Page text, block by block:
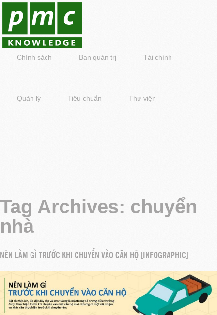
Chính sách Ban quản trị Tài chính
Quản lý Tiêu chuẩn Thư viện
Tag Archives: chuyển
nhà
NÊN LÀM GÌ TRƯỚC KHI CHUYỂN VÀO CĂN HỘ [INFOGRAPHIC]